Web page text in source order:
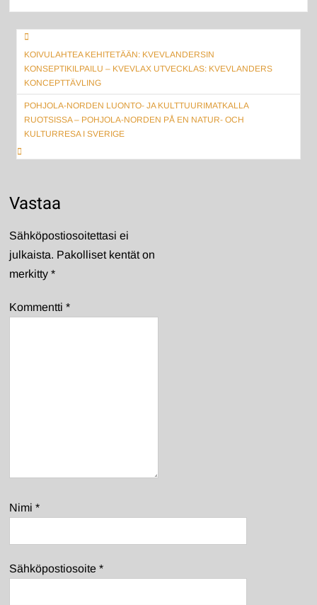
Artikkelien
selaus
KOIVULAHTEA KEHITETÄÄN: KVEVLANDERSIN
KONSEPTIKILPAILU – KVEVLAX UTVECKLAS: KVEVLANDERS
KONCEPTTÄVLING
POHJOLA-NORDEN LUONTO- JA KULTTUURIMATKALLA
RUOTSISSA – POHJOLA-NORDEN PÅ EN NATUR- OCH
KULTURRESA I SVERIGE
Vastaa
Sähköpostiosoitettasi ei
julkaista. Pakolliset kentät on
merkitty*
Kommentti*
Nimi*
Sähköpostiosoite*